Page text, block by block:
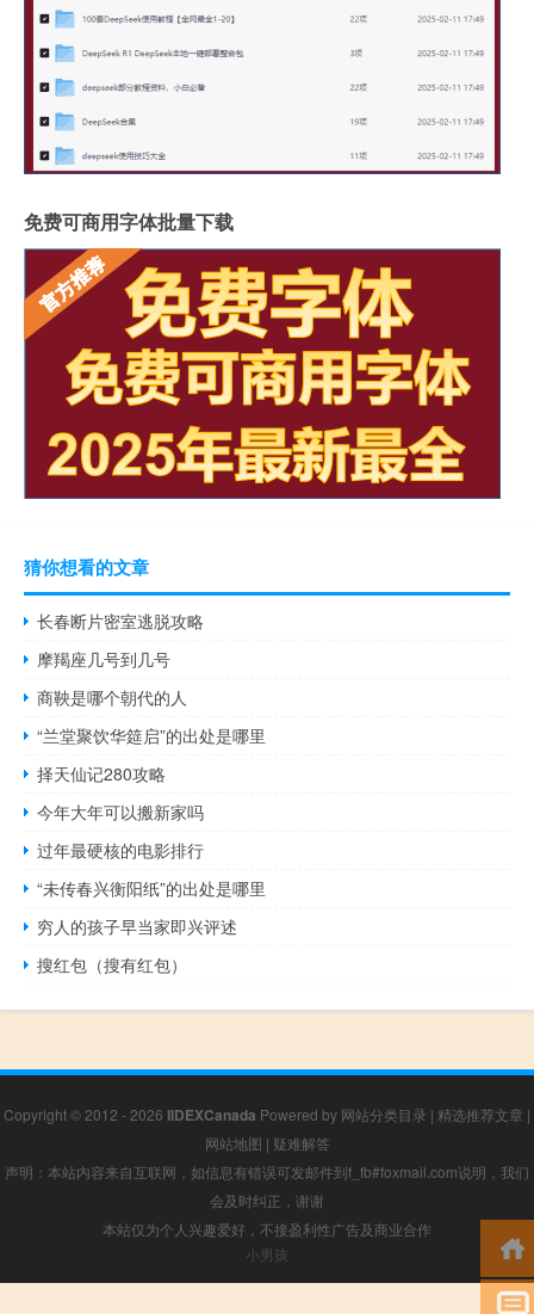
免费可商用字体批量下载
猜你想看的文章
长春断片密室逃脱攻略
摩羯座几号到几号
商鞅是哪个朝代的人
“兰堂聚饮华筵启”的出处是哪里
择天仙记280攻略
今年大年可以搬新家吗
过年最硬核的电影排行
“未传春兴衡阳纸”的出处是哪里
穷人的孩子早当家即兴评述
搜红包（搜有红包）
Copyright © 2012 - 2026 IIDEXCanada Powered by 网站分类目录 | 精选推荐文章 |
网站地图 | 疑难解答
声明：本站内容来自互联网，如信息有错误可发邮件到f_fb#foxmail.com说明，我们
会及时纠正，谢谢
本站仅为个人兴趣爱好，不接盈利性广告及商业合作
小男孩